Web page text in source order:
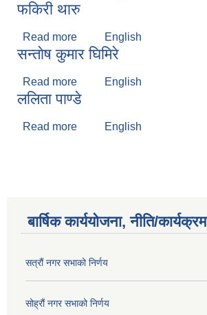
फकिरी थारु
Read more about फकिरी थारु
English
सन्ताेष कुमार घिमिरे
Read more about सन्ताेष कुमार घिमिरे
English
ललिता पाण्डे
Read more about ललिता पाण्डे
English
बार्षिक कार्ययोजना, नीति/कार्यक्रम
सत्रौं नगर सभाको निर्णय
सोह्रौं नगर सभाको निर्णय